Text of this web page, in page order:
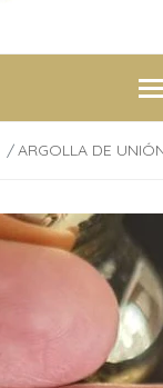
ARGOLLA DE